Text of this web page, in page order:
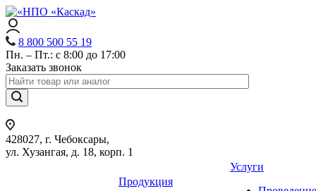
8 800 500 55 19
Пн. – Пт.: с 8:00 до 17:00
Заказать звонок
428027, г. Чебоксары,
ул. Хузангая, д. 18, корп. 1
Продукция
Услуги